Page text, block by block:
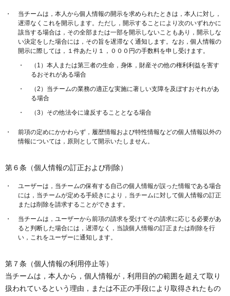
当チームは，本人から個人情報の開示を求められたときは，本人に対し，
遅滞なくこれを開示します。ただし，開示することにより次のいずれかに
該当する場合は，その全部または一部を開示しないこともあり，開示しな
い決定をした場合には，その旨を遅滞なく通知します。なお，個人情報の
開示に際しては，１件あたり１，０００円の手数料を申し受けます。
（1）本人または第三者の生命，身体，財産その他の権利利益を害す
るおそれがある場合
（2）当チームの業務の適正な実施に著しい支障を及ぼすおそれがあ
る場合
（3）その他法令に違反することとなる場合
前項の定めにかかわらず，履歴情報および特性情報などの個人情報以外の
情報については，原則として開示いたしません。
第６条（個人情報の訂正および削除）
ユーザーは，当チームの保有する自己の個人情報が誤った情報である場合
には，当チームが定める手続きにより，当チームに対して個人情報の訂正
または削除を請求することができます。
当チームは，ユーザーから前項の請求を受けてその請求に応じる必要があ
ると判断した場合には，遅滞なく，当該個人情報の訂正または削除を行
い，これをユーザーに通知します。
第７条（個人情報の利用停止等）
当チームは，本人から，個人情報が，利用目的の範囲を超えて取り
扱われているという理由，または不正の手段により取得されたもの